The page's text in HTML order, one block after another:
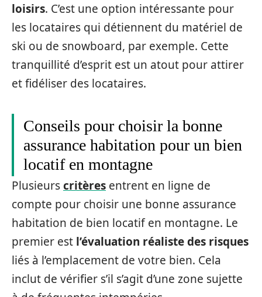
loisirs. C’est une option intéressante pour
les locataires qui détiennent du matériel de
ski ou de snowboard, par exemple. Cette
tranquillité d’esprit est un atout pour attirer
et fidéliser des locataires.
Conseils pour choisir la bonne
assurance habitation pour un bien
locatif en montagne
Plusieurscritères entrent en ligne de
compte pour choisir une bonne assurance
habitation de bien locatif en montagne. Le
premier est l’évaluation réaliste des risques
liés à l’emplacement de votre bien. Cela
inclut de vérifier s’il s’agit d’une zone sujette